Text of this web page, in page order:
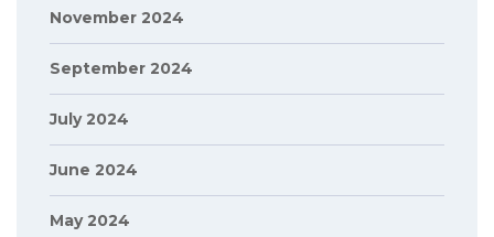
November 2024
September 2024
July 2024
June 2024
May 2024